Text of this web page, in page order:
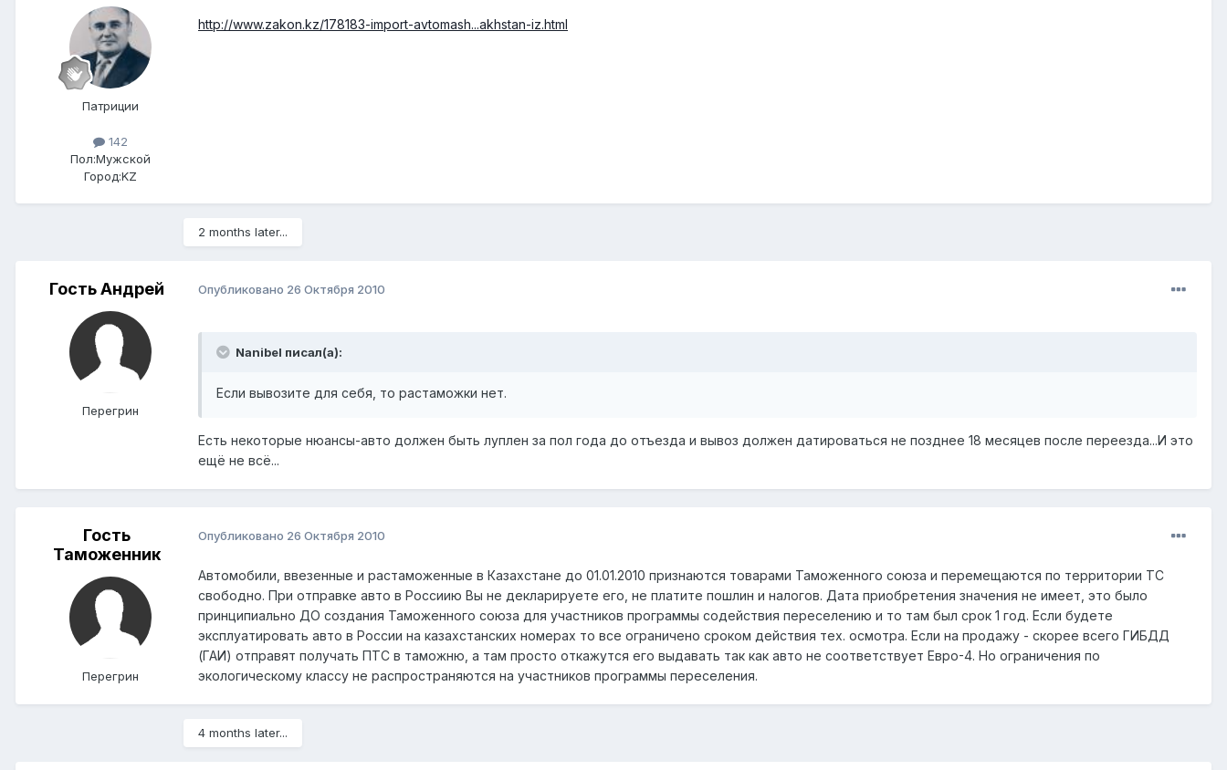
Патриции
142
Пол:Мужской
Город:KZ
http://www.zakon.kz/178183-import-avtomash...akhstan-iz.html
2 months later...
Гость Андрей
Перегрин
Опубликовано 26 Октября 2010
Nanibel писал(а):
Если вывозите для себя, то растаможки нет.
Есть некоторые нюансы-авто должен быть луплен за пол года до отъезда и вывоз должен датироваться не позднее 18 месяцев после переезда...И это
ещё не всё...
Гость
Таможенник
Перегрин
Опубликовано 26 Октября 2010
Автомобили, ввезенные и растаможенные в Казахстане до 01.01.2010 признаются товарами Таможенного союза и перемещаются по территории ТС
свободно. При отправке авто в Россиию Вы не декларируете его, не платите пошлин и налогов. Дата приобретения значения не имеет, это было
принципиально ДО создания Таможенного союза для участников программы содействия переселению и то там был срок 1 год. Если будете
эксплуатировать авто в России на казахстанских номерах то все ограничено сроком действия тех. осмотра. Если на продажу - скорее всего ГИБДД
(ГАИ) отправят получать ПТС в таможню, а там просто откажутся его выдавать так как авто не соответствует Евро-4. Но ограничения по
экологическому классу не распространяются на участников программы переселения.
4 months later...